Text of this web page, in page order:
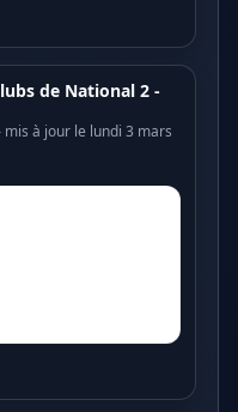
de National 2 -
à jour le lundi 3 mars